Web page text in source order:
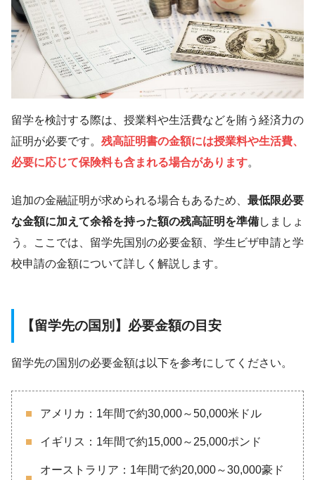
留学を検討する際は、授業料や生活費などを賄う経済力の
証明が必要です。 残高証明書の金額には授業料や生活費、
必要に応じて保険料も含まれる場合があります。
追加の金融証明が求められる場合もあるため、 最低限必要
な金額に加えて余裕を持った額の残高証明を準備しましょ
う。ここでは、留学先国別の必要金額、学生ビザ申請と学
校申請の金額について詳しく解説します。
【留学先の国別】必要金額の目安
留学先の国別の必要金額は以下を参考にしてください。
アメリカ：1年間で約30,000～50,000米ドル
イギリス：1年間で約15,000～25,000ポンド
オーストラリア：1年間で約20,000～30,000豪ド